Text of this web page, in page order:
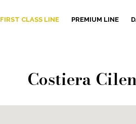
FIRST CLASS LINE PREMIUM LINE
Costiera